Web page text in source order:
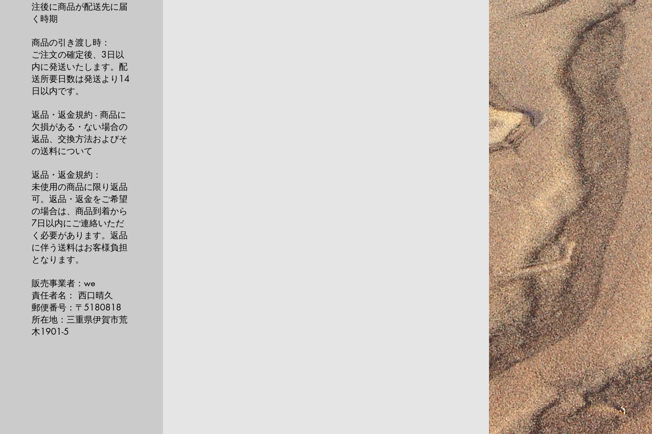
注後に商品が配送先に届
く時期
商品の引き渡し時：
ご注文の確定後、3日以
内に発送いたします。配
送所要日数は発送より14
日以内です。
返品・返金規約 - 商品に
欠損がある・ない場合の
返品、交換方法およびそ
の送料について
返品・返金規約：
未使用の商品に限り返品
可。返品・返金をご希望
の場合は、商品到着から
7日以内にご連絡いただ
く必要があります。返品
に伴う送料はお客様負担
となります。
販売事業者：we
責任者名： 西口晴久
郵便番号：〒5180818
所在地：三重県伊賀市荒
木1901-5